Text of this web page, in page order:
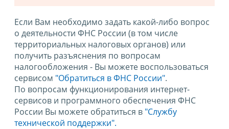
Если Вам необходимо задать какой-либо вопрос
о деятельности ФНС России (в том числе
территориальных налоговых органов) или
получить разъяснения по вопросам
налогообложения - Вы можете воспользоваться
сервисом "Обратиться в ФНС России".
По вопросам функционирования интернет-
сервисов и программного обеспечения ФНС
России Вы можете обратиться в "Службу
технической поддержки".